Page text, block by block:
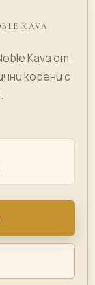
KAVA
Kava от
корени с